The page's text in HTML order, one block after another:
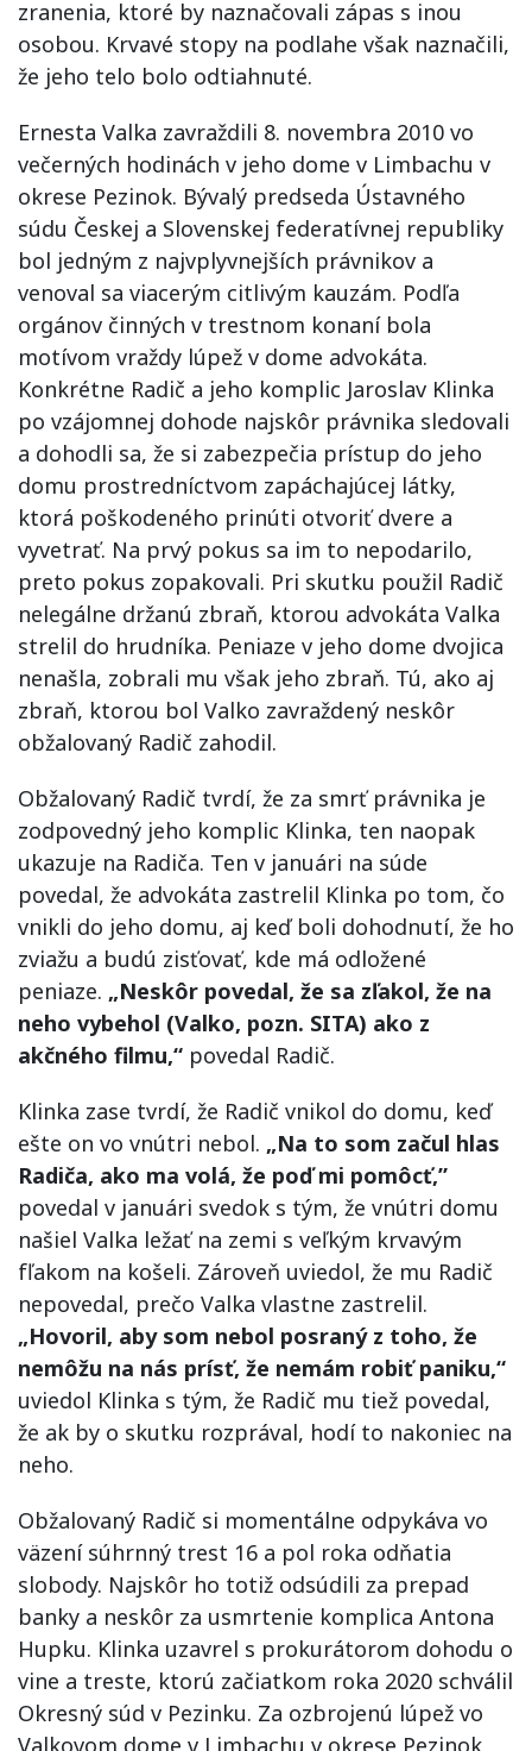
zranenia, ktoré by naznačovali zápas s inou
osobou. Krvavé stopy na podlahe však naznačili,
že jeho telo bolo odtiahnuté.
Ernesta Valka zavraždili 8. novembra 2010 vo
večerných hodinách v jeho dome v Limbachu v
okrese Pezinok. Bývalý predseda Ústavného
súdu Českej a Slovenskej federatívnej republiky
bol jedným z najvplyvnejších právnikov a
venoval sa viacerým citlivým kauzám. Podľa
orgánov činných v trestnom konaní bola
motívom vraždy lúpež v dome advokáta.
Konkrétne Radič a jeho komplic Jaroslav Klinka
po vzájomnej dohode najskôr právnika sledovali
a dohodli sa, že si zabezpečia prístup do jeho
domu prostredníctvom zapáchajúcej látky,
ktorá poškodeného prinúti otvoriť dvere a
vyvetrať. Na prvý pokus sa im to nepodarilo,
preto pokus zopakovali. Pri skutku použil Radič
nelegálne držanú zbraň, ktorou advokáta Valka
strelil do hrudníka. Peniaze v jeho dome dvojica
nenašla, zobrali mu však jeho zbraň. Tú, ako aj
zbraň, ktorou bol Valko zavraždený neskôr
obžalovaný Radič zahodil.
Obžalovaný Radič tvrdí, že za smrť právnika je
zodpovedný jeho komplic Klinka, ten naopak
ukazuje na Radiča. Ten v januári na súde
povedal, že advokáta zastrelil Klinka po tom, čo
vnikli do jeho domu, aj keď boli dohodnutí, že ho
zviažu a budú zisťovať, kde má odložené
peniaze. „Neskôr povedal, že sa zľakol, že na
neho vybehol (Valko, pozn. SITA) ako z
akčného filmu,“ povedal Radič.
Klinka zase tvrdí, že Radič vnikol do domu, keď
ešte on vo vnútri nebol. „Na to som začul hlas
Radiča, ako ma volá, že poď mi pomôcť,”
povedal v januári svedok s tým, že vnútri domu
našiel Valka ležať na zemi s veľkým krvavým
fľakom na košeli. Zároveň uviedol, že mu Radič
nepovedal, prečo Valka vlastne zastrelil.
„Hovoril, aby som nebol posraný z toho, že
nemôžu na nás prísť, že nemám robiť paniku,“
uviedol Klinka s tým, že Radič mu tiež povedal,
že ak by o skutku rozprával, hodí to nakoniec na
neho.
Obžalovaný Radič si momentálne odpykáva vo
väzení súhrnný trest 16 a pol roka odňatia
slobody. Najskôr ho totiž odsúdili za prepad
banky a neskôr za usmrtenie komplica Antona
Hupku. Klinka uzavrel s prokurátorom dohodu o
vine a treste, ktorú začiatkom roka 2020 schválil
Okresný súd v Pezinku. Za ozbrojenú lúpež vo
Valkovom dome v Limbachu v okrese Pezinok